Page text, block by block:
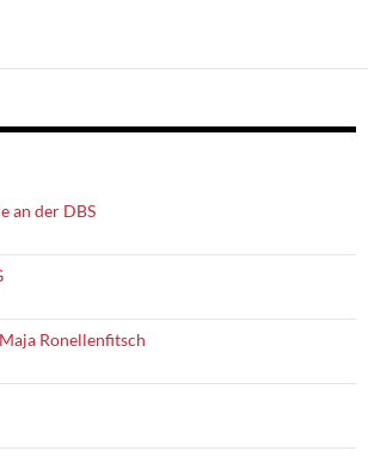
an der DBS
Ronellenfitsch